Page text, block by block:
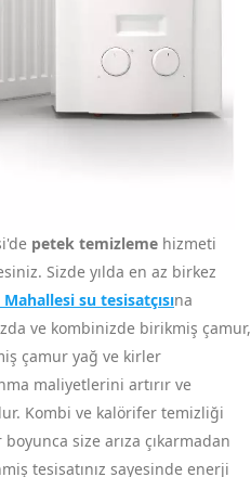
petek temizleme hizmeti
Sizde yılda en az birkez
su tesisatçısına
ve kombinizde birikmiş çamur,
çamur yağ ve kirler
maliyetlerini artırır ve
Kombi ve kalörifer temizliği
size arıza çıkarmadan
tesisatınız sayesinde enerji